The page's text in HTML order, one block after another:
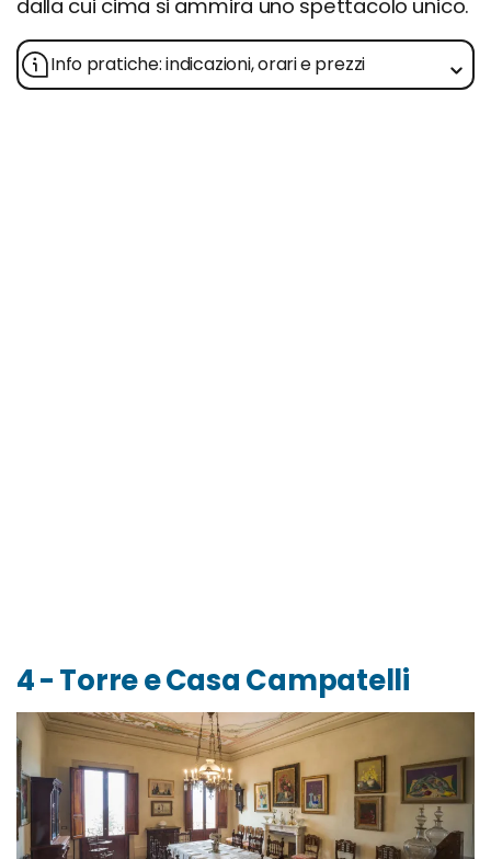
dalla cui cima si ammira uno spettacolo unico.
Info pratiche: indicazioni, orari e prezzi
4 - Torre e Casa Campatelli